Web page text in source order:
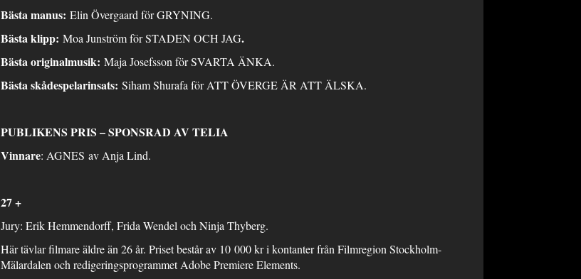
Bästa manus: Elin Övergaard för GRYNING.
Bästa klipp: Moa Junström för STADEN OCH JAG.
Bästa originalmusik: Maja Josefsson för SVARTA ÄNKA.
Bästa skådespelarinsats: Siham Shurafa för ATT ÖVERGE ÄR ATT ÄLSKA.
PUBLIKENS PRIS – SPONSRAD AV TELIA
Vinnare: AGNES av Anja Lind.
27 +
Jury: Erik Hemmendorff, Frida Wendel och Ninja Thyberg.
Här tävlar filmare äldre än 26 år. Priset består av 10 000 kr i kontanter från Filmregion Stockholm-
Mälardalen och redigeringsprogrammet Adobe Premiere Elements.